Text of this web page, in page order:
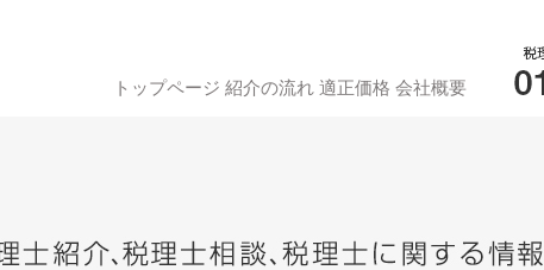
トップページ 紹介の流れ 適正価格 会社概要